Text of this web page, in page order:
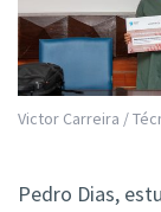
Victor Carreira /
Pedro Dias,